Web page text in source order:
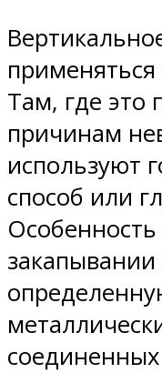
применяться
Там, где это
причинам
используют
способ или
Особенность